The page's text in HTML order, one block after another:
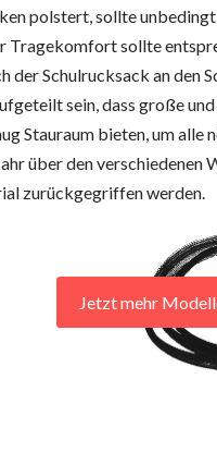
polstert, sollte
Tragekomfort sollte
der Schulrucksack an den
sein, dass große
Stauraum bieten, um
über den
zurückgegriffen werden.
Jetzt mehr